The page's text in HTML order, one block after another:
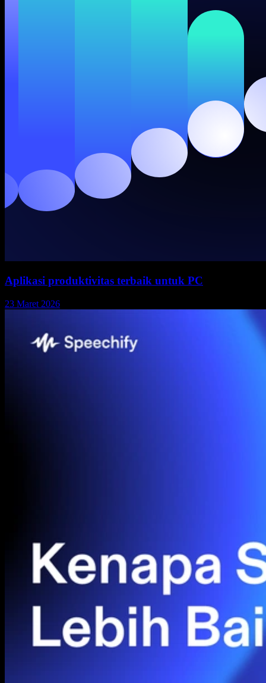
Aplikasi produktivitas terbaik untuk PC
23 Maret 2026